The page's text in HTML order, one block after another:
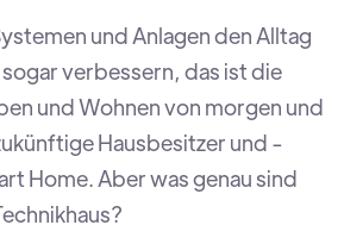
und Anlagen den Alltag
verbessern, das ist die
und Wohnen von morgen und
Hausbesitzer und -
Home. Aber was genau sind